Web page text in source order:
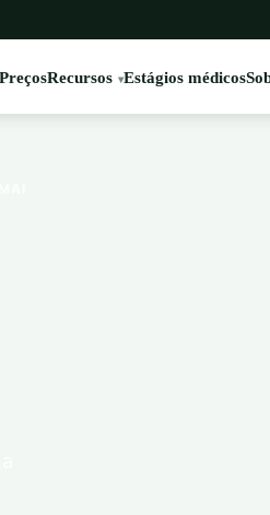
Recursos Estágios médicos